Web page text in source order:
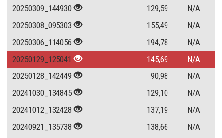
20250309_144930
129,59
N/A
20250308_095303
155,49
N/A
20250306_114056
194,78
N/A
20250129_125041
145,69
N/A
20250128_142449
90,98
N/A
20241030_134845
129,10
N/A
20241012_132428
137,19
N/A
20240921_135738
138,66
N/A